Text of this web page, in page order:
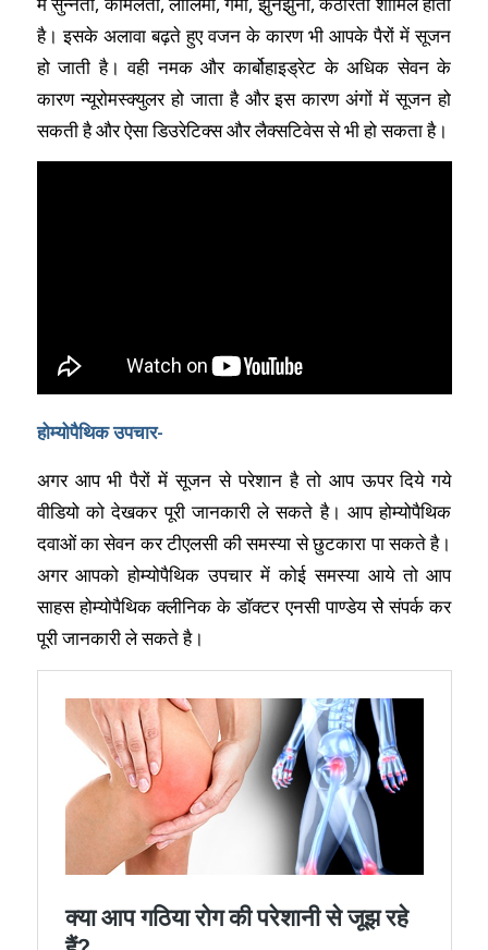
है। इसके अलावा बढ़ते हुए वजन के कारण भी आपके पैरों में सूजन
हो जाती है। वही नमक और कार्बोहाइड्रेट के अधिक सेवन के
कारण न्यूरोमस्क्युलर हो जाता है और इस कारण अंगों में सूजन हो
सकती है और ऐसा डिउरेटिक्स और लैक्सटिवेस से भी हो सकता है।
होम्योपैथिक उपचार-
अगर आप भी पैरों में सूजन से परेशान है तो आप ऊपर दिये गये
वीडियो को देखकर पूरी जानकारी ले सकते है। आप होम्योपैथिक
दवाओं का सेवन कर टीएलसी की समस्या से छुटकारा पा सकते है।
अगर आपको होम्योपैथिक उपचार में कोई समस्या आये तो आप
साहस होम्योपैथिक क्लीनिक के डाॅक्टर एनसी पाण्डेय सेे संपर्क कर
पूरी जानकारी ले सकते है।